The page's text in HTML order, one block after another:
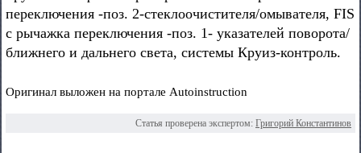
переключения -поз. 2-стеклоочистителя/омывателя, FIS
с рычажка переключения -поз. 1- указателей поворота/
ближнего и дальнего света, системы Круиз-контроль.
Оригинал выложен на портале Autoinstruction
Статья проверена экспертом: Григорий Константинов